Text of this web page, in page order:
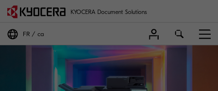
KYOCERA Document Solutions
FR ca